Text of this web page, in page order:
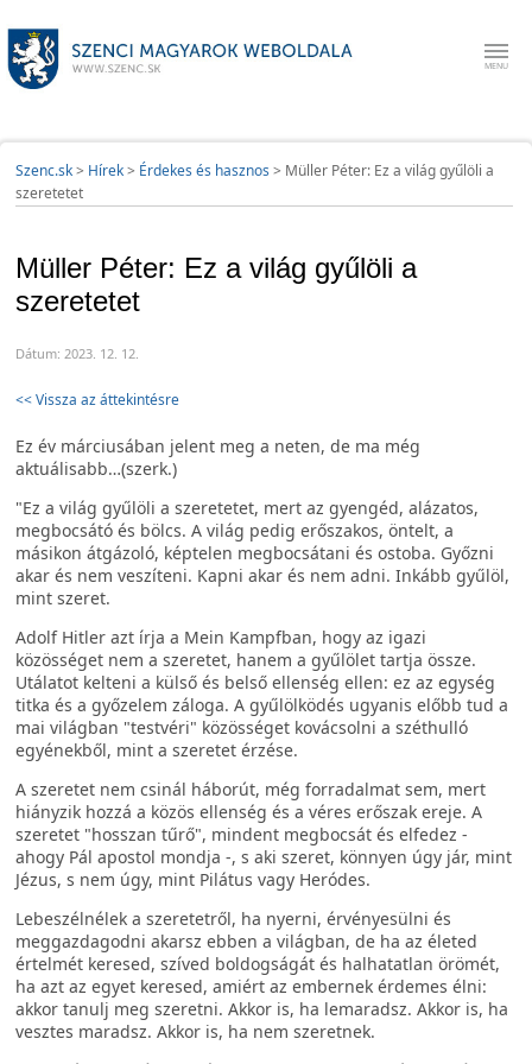
Szenc.sk> Hírek> Érdekes és hasznos > Müller Péter: Ez a világ gyűlöli a
szeretetet
Müller Péter: Ez a világ gyűlöli a
szeretetet
Dátum: 2023. 12. 12.
<< Vissza az áttekintésre
Ez év márciusában jelent meg a neten, de ma még
aktuálisabb…(szerk.)
"Ez a világ gyűlöli a szeretetet, mert az gyengéd, alázatos,
megbocsátó és bölcs. A világ pedig erőszakos, öntelt, a
másikon átgázoló, képtelen megbocsátani és ostoba. Győzni
akar és nem veszíteni. Kapni akar és nem adni. Inkább gyűlöl,
mint szeret.
Adolf Hitler azt írja a Mein Kampfban, hogy az igazi
közösséget nem a szeretet, hanem a gyűlölet tartja össze.
Utálatot kelteni a külső és belső ellenség ellen: ez az egység
titka és a győzelem záloga. A gyűlölködés ugyanis előbb tud a
mai világban "testvéri" közösséget kovácsolni a széthulló
egyénekből, mint a szeretet érzése.
A szeretet nem csinál háborút, még forradalmat sem, mert
hiányzik hozzá a közös ellenség és a véres erőszak ereje. A
szeretet "hosszan tűrő", mindent megbocsát és elfedez -
ahogy Pál apostol mondja -, s aki szeret, könnyen úgy jár, mint
Jézus, s nem úgy, mint Pilátus vagy Heródes.
Lebeszélnélek a szeretetről, ha nyerni, érvényesülni és
meggazdagodni akarsz ebben a világban, de ha az életed
értelmét keresed, szíved boldogságát és halhatatlan örömét,
ha azt az egyet keresed, amiért az embernek érdemes élni:
akkor tanulj meg szeretni. Akkor is, ha lemaradsz. Akkor is, ha
vesztes maradsz. Akkor is, ha nem szeretnek.